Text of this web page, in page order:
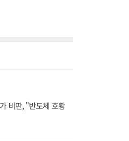
비판, "반도체 호황